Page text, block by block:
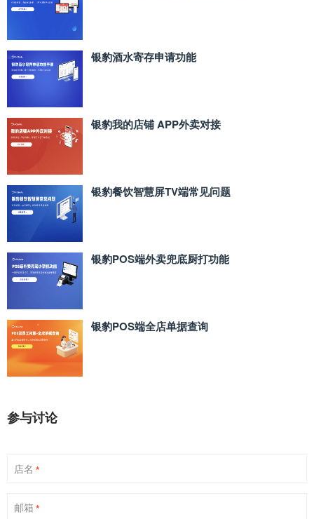
银豹酒水寄存申请功能
银豹我的店铺 APP外卖对接
银豹餐饮智慧屏TV端常见问题
银豹POS端外卖兜底厨打功能
银豹POS端全店单据查询
参与讨论
店名 *
邮箱 *